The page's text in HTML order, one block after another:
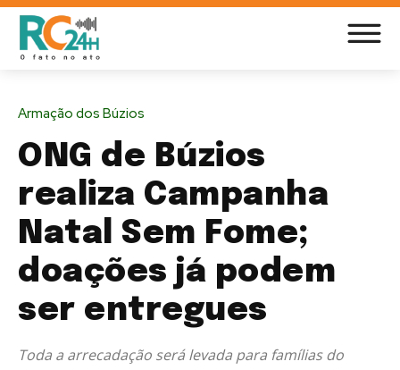
Armação dos Búzios
ONG de Búzios
realiza Campanha
Natal Sem Fome;
doações já podem
ser entregues
Toda a arrecadação será levada para famílias do